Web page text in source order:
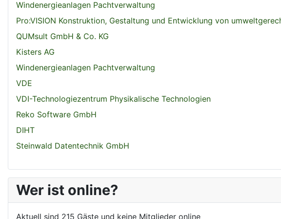
Windenergieanlagen Pachtverwaltung
Pro:VISION Konstruktion, Gestaltung und Entwicklung von
QUMsult GmbH & Co. KG
Kisters AG
Windenergieanlagen Pachtverwaltung
VDE
VDI-Technologiezentrum Physikalische Technologien
Reko Software GmbH
DIHT
Steinwald Datentechnik GmbH
Wer ist online?
Aktuell sind 215 Gäste und keine Mitglieder online